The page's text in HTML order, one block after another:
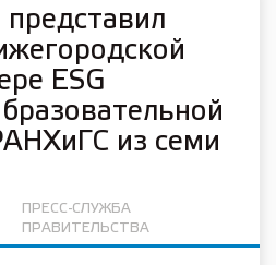
представил
ESG
из семи
ПРЕСС-СЛУЖБА
ПРАВИТЕЛЬСТВА